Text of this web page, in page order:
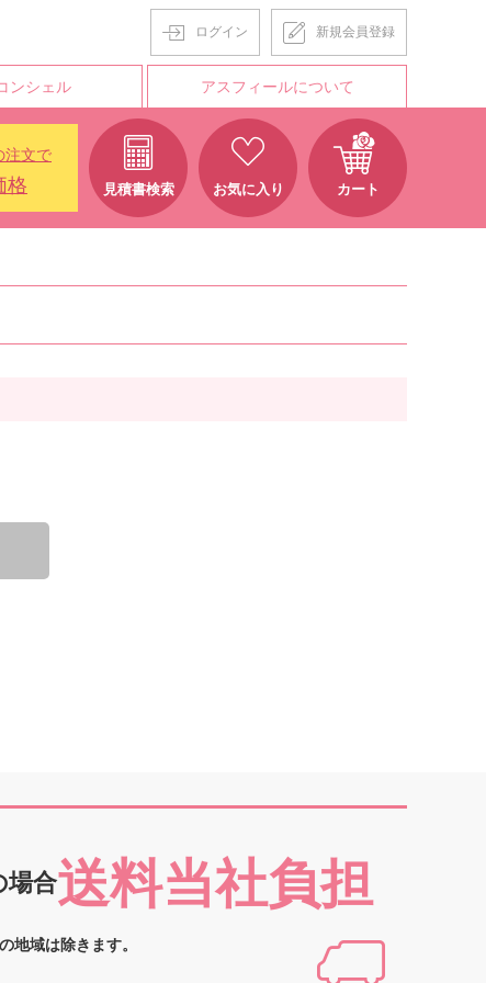
ログイン 新規会員登録
ンシェル アスフィールについて
注文で
格 見積書検索 お気に入り カート
場合送料当社負担
地域は除きます。